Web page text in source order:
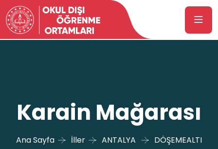
Karain Mağarası
Ana Sayfa İller ANTALYA DÖŞEMEALTI